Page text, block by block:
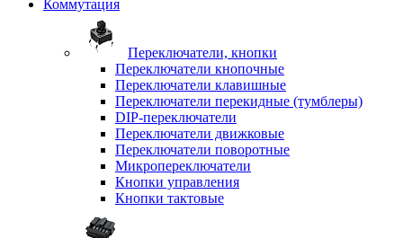
Коммутация
Переключатели, кнопки
Переключатели кнопочные
Переключатели клавишные
Переключатели перекидные (тумблеры)
DIP-переключатели
Переключатели движковые
Переключатели поворотные
Микропереключатели
Кнопки управления
Кнопки тактовые